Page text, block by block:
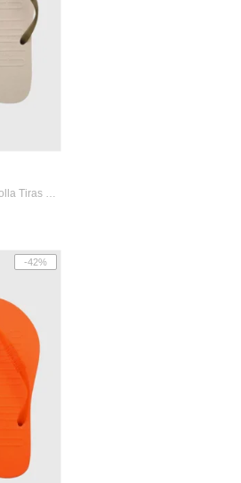
Chinelo Feminino Santa Lolla Tiras Bege
-42%